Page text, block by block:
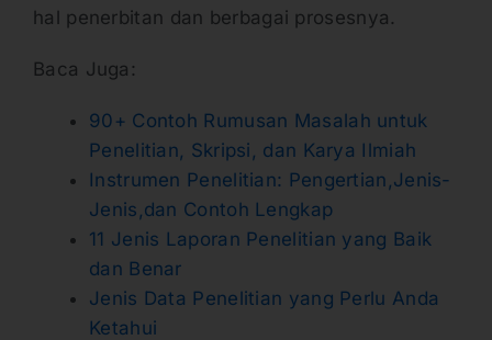
hal penerbitan dan berbagai prosesnya.
Baca Juga:
90+ Contoh Rumusan Masalah untuk
Penelitian, Skripsi, dan Karya Ilmiah
Instrumen Penelitian: Pengertian,Jenis-
Jenis,dan Contoh Lengkap
11 Jenis Laporan Penelitian yang Baik
dan Benar
Jenis Data Penelitian yang Perlu Anda
Ketahui